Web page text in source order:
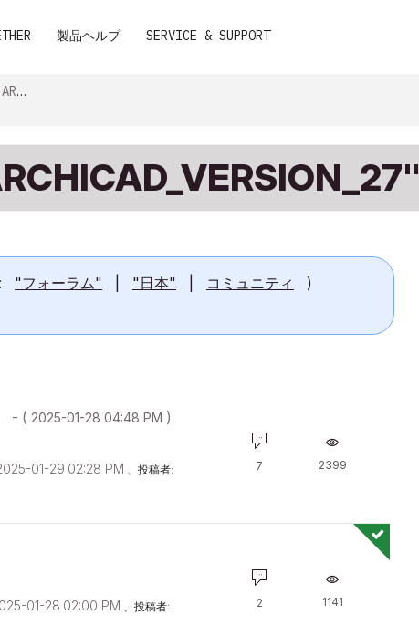
製品ヘルプ SERVICE & SUPPORT
"フォーラム" "日本" コミュニティ
)
- ( ‎2025-01-28 04:48 PM )
01-29 02:28 PM 、投稿者: 7 2399
01-28 02:00 PM 、投稿者: 2 1141